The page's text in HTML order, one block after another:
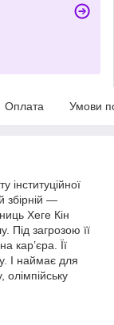
Оплата Умови
інституційної
збірній —
Хеге Кін
Під загрозою її
кар’єра. Її
І наймає для